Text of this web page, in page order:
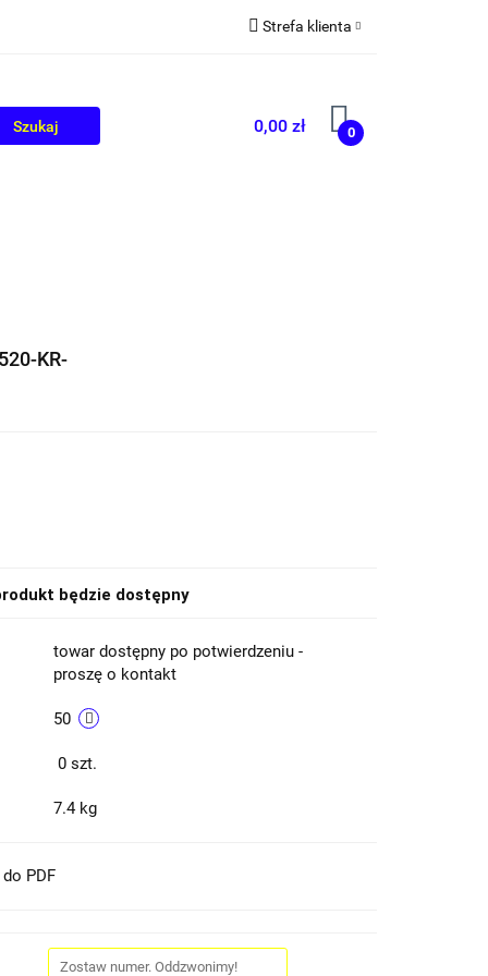
Strefa klienta
Zarejestruj się
Dodaj zgłoszenie
0,00 zł 0
KR-
będzie dostępny
towar dostępny po potwierdzeniu -
proszę o kontakt
50
0 szt.
7.4 kg
PDF